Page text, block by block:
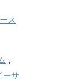
ス
，
ーサ